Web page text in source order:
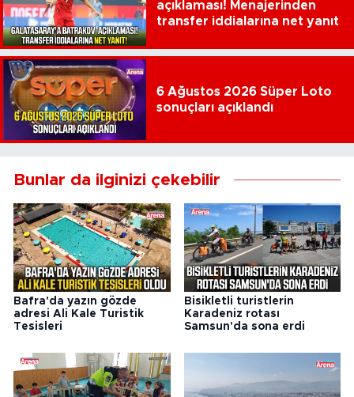
açıklaması! Menajerinden
transfer iddialarına net yanıt
6 Ağustos 2026 Süper Loto
sonuçları açıklandı
Bunlar da ilginizi çekebilir
Bafra'da yazın gözde
adresi Ali Kale Turistik
Tesisleri
Bisikletli turistlerin
Karadeniz rotası
Samsun'da sona erdi